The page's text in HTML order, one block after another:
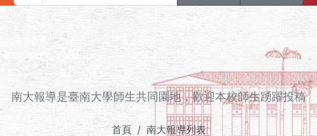
南大報導是臺南大學師生共同園地，歡迎本校師生踴躍投稿
首頁
南大報導列表